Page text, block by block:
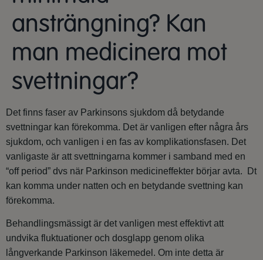
ansträngning? Kan
man medicinera mot
svettningar?
Det finns faser av Parkinsons sjukdom då betydande
svettningar kan förekomma. Det är vanligen efter några års
sjukdom, och vanligen i en fas av komplikationsfasen. Det
vanligaste är att svettningarna kommer i samband med en
“off period” dvs när Parkinson medicineffekter börjar avta. Dt
kan komma under natten och en betydande svettning kan
förekomma.
Behandlingsmässigt är det vanligen mest effektivt att
undvika fluktuationer och dosglapp genom olika
långverkande Parkinson läkemedel. Om inte detta är